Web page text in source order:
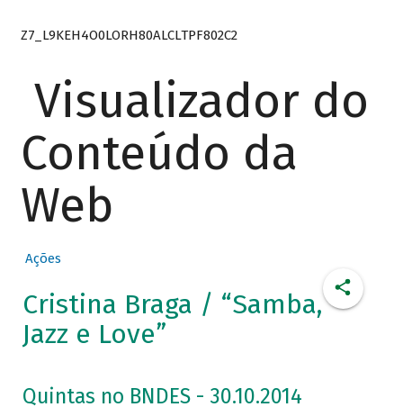
Z7_L9KEH4O0LORH80ALCLTPF802C2
Visualizador do
Conteúdo da
Web
Ações
Cristina Braga / “Samba,
Jazz e Love”
Quintas no BNDES - 30.10.2014